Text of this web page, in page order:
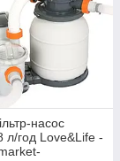
насос
л/год Love&Life -